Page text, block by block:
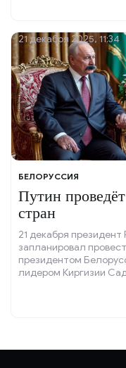
БЕЛОРУССИЯ
Путин
стран
21 декабря
запланировал
президентом
лидером Киргизии
21 декабря 2025, 11:34